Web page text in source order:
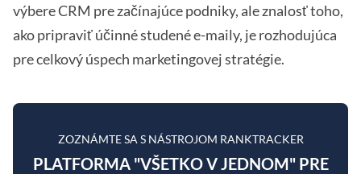
výbere CRM pre začínajúce podniky, ale znalosť toho,
ako pripraviť účinné studené e-maily, je rozhodujúca
pre celkový úspech marketingovej stratégie.
ZOZNÁMTE SA S NÁSTROJOM RANKTRACKER
PLATFORMA "VŠETKO V JEDNOM" PRE